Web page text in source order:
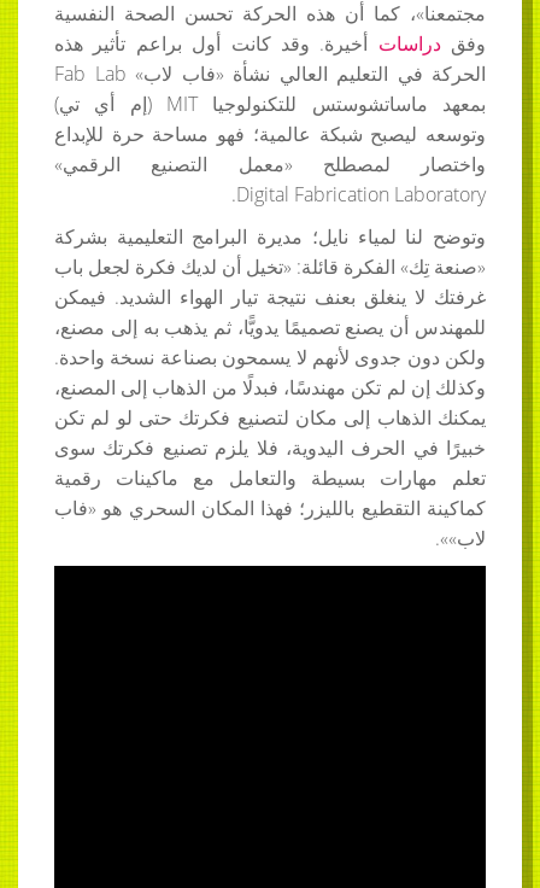
مجتمعنا»، كما أن هذه الحركة تحسن الصحة النفسية
وفقدراسات أخيرة. وقد كانت أول براعم تأثير هذه
الحركة في التعليم العالي نشأة «فاب لاب» Fab Lab
بمعهد ماساتشوستس للتكنولوجياMIT (إم أي تي)
وتوسعه ليصبح شبكة عالمية؛ فهو مساحة حرة للإبداع
واختصار لمصطلح «معمل التصنيع الرقمي»
Digital Fabrication Laboratory
.
وتوضح لنا لمياء نايل؛ مديرة البرامج التعليمية بشركة
«صنعة تِك» الفكرة قائلة: «تخيل أن لديك فكرة لجعل باب
غرفتك لا ينغلق بعنف نتيجة تيار الهواء الشديد. فيمكن
للمهندس أن يصنع تصميمًا يدويًّا، ثم يذهب به إلى مصنع،
ولكن دون جدوى لأنهم لا يسمحون بصناعة نسخة واحدة.
وكذلك إن لم تكن مهندسًا، فبدلًا من الذهاب إلى المصنع،
يمكنك الذهاب إلى مكان لتصنيع فكرتك حتى لو لم تكن
خبيرًا في الحرف اليدوية، فلا يلزم تصنيع فكرتك سوى
تعلم مهارات بسيطة والتعامل مع ماكينات رقمية
كماكينة التقطيع بالليزر؛ فهذا المكان السحري هو «فاب
لاب»».